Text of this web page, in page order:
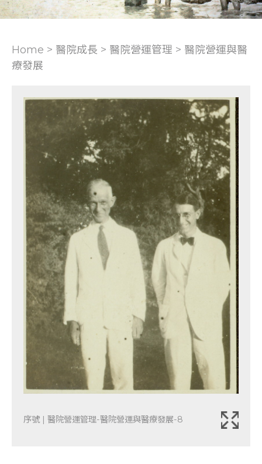
Home > 醫院成長 > 醫院營運管理 > 醫院營運與醫
療發展
序號 | 醫院營運管理-醫院營運與醫療發展-8